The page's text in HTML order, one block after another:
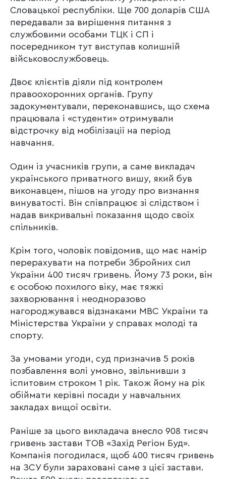
Словацької республіки. Ще 700 доларів США
передавали за вирішення питання з
службовими особами ТЦК і СП і
посередником тут виступав колишній
військовослужбовець.
Двоє клієнтів діяли під контролем
правоохоронних органів. Групу
задокументували, переконавшись, що схема
працювала і «студенти» отримували
відстрочку від мобілізації на період
навчання.
Один із учасників групи, а саме викладач
українського приватного вишу, який був
виконавцем, пішов на угоду про визнання
винуватості. Він співпрацює зі слідством і
надав викривальні показання щодо своїх
спільників.
Крім того, чоловік повідомив, що має намір
перерахувати на потреби Збройних сил
України 400 тисяч гривень. Йому 73 роки, він
є особою похилого віку, має тяжкі
захворювання і неодноразово
нагороджувався відзнаками МВС України та
Міністерства України у справах молоді та
спорту.
За умовами угоди, суд призначив 5 років
позбавлення волі умовно, звільнивши з
іспитовим строком 1 рік. Також йому на рік
обіймати керівні посади у навчальних
закладах вищої освіти.
Раніше за цього викладача внесло 908 тисяч
гривень застави ТОВ «Захід Регіон Буд».
Компанія погодилася, щоб 400 тисяч гривень
на ЗСУ були зараховані саме з цієї застави.